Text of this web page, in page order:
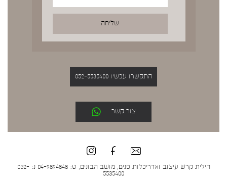
התקשרו עכשיו 052-5535400
צור קשר
הילית קרש עיצוב ואדריכלות פנים, מושב הבונים, ט: 04-9894848 נ: 052-
5535400